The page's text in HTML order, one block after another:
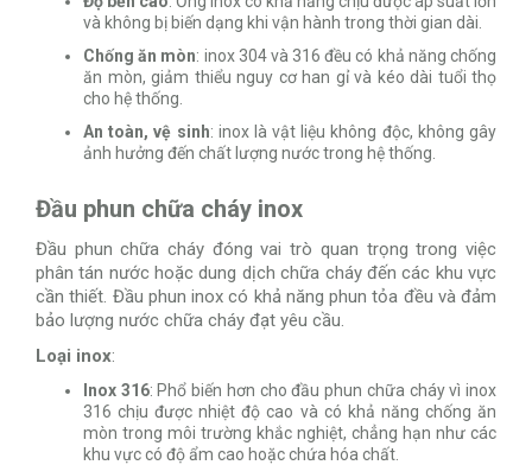
và không bị biến dạng khi vận hành trong thời gian dài.
Chống ăn mòn: inox 304 và 316 đều có khả năng chống
ăn mòn, giảm thiểu nguy cơ han gỉ và kéo dài tuổi thọ
cho hệ thống.
An toàn, vệ sinh: inox là vật liệu không độc, không gây
ảnh hưởng đến chất lượng nước trong hệ thống.
Đầu phun chữa cháy inox
Đầu phun chữa cháy đóng vai trò quan trọng trong việc
phân tán nước hoặc dung dịch chữa cháy đến các khu vực
cần thiết. Đầu phun inox có khả năng phun tỏa đều và đảm
bảo lượng nước chữa cháy đạt yêu cầu.
Loại inox:
Inox 316: Phổ biến hơn cho đầu phun chữa cháy vì inox
316 chịu được nhiệt độ cao và có khả năng chống ăn
mòn trong môi trường khắc nghiệt, chẳng hạn như các
khu vực có độ ẩm cao hoặc chứa hóa chất.